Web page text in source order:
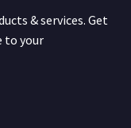
& services. Get
to your